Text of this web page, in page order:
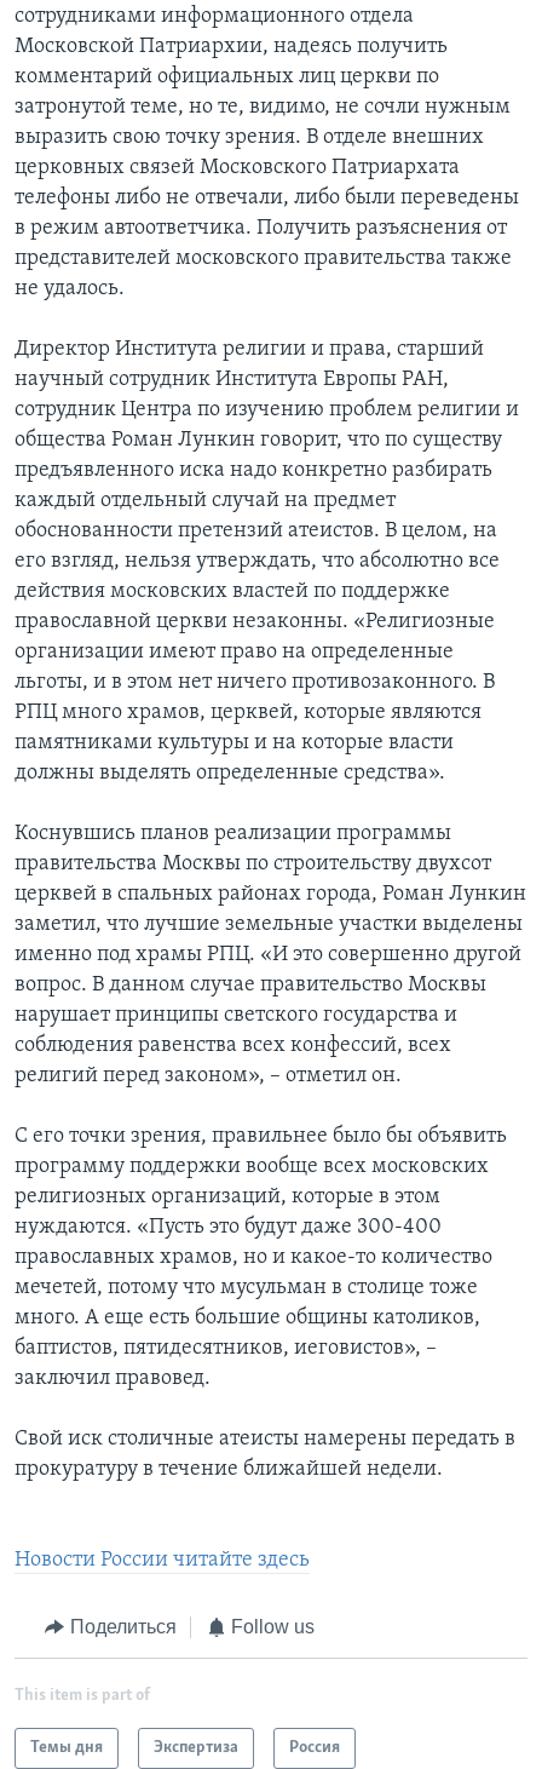
сотрудниками информационного отдела
Московской Патриархии, надеясь получить
комментарий официальных лиц церкви по
затронутой теме, но те, видимо, не сочли нужным
выразить свою точку зрения. В отделе внешних
церковных связей Московского Патриархата
телефоны либо не отвечали, либо были переведены
в режим автоответчика. Получить разъяснения от
представителей московского правительства также
не удалось.
Директор Института религии и права, старший
научный сотрудник Института Европы РАН,
сотрудник Центра по изучению проблем религии и
общества Роман Лункин говорит, что по существу
предъявленного иска надо конкретно разбирать
каждый отдельный случай на предмет
обоснованности претензий атеистов. В целом, на
его взгляд, нельзя утверждать, что абсолютно все
действия московских властей по поддержке
православной церкви незаконны. «Религиозные
организации имеют право на определенные
льготы, и в этом нет ничего противозаконного. В
РПЦ много храмов, церквей, которые являются
памятниками культуры и на которые власти
должны выделять определенные средства».
Коснувшись планов реализации программы
правительства Москвы по строительству двухсот
церквей в спальных районах города, Роман Лункин
заметил, что лучшие земельные участки выделены
именно под храмы РПЦ. «И это совершенно другой
вопрос. В данном случае правительство Москвы
нарушает принципы светского государства и
соблюдения равенства всех конфессий, всех
религий перед законом», – отметил он.
С его точки зрения, правильнее было бы объявить
программу поддержки вообще всех московских
религиозных организаций, которые в этом
нуждаются. «Пусть это будут даже 300-400
православных храмов, но и какое-то количество
мечетей, потому что мусульман в столице тоже
много. А еще есть большие общины католиков,
баптистов, пятидесятников, иеговистов», –
заключил правовед.
Свой иск столичные атеисты намерены передать в
прокуратуру в течение ближайшей недели.
Новости России читайте здесь
Поделиться Follow us
This item is part of
Темы дня Экспертиза Россия